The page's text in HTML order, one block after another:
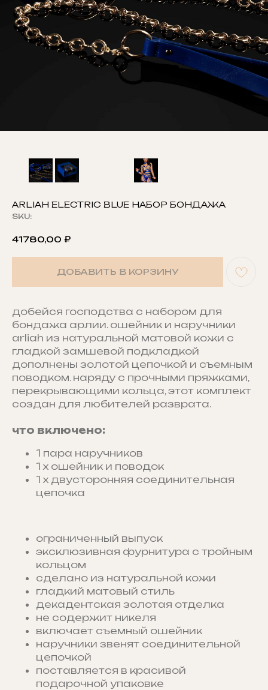
ARLIAH ELECTRIC BLUE НАБОР БОНДАЖА
SKU:
41780,00 ₽
ДОБАВИТЬ В КОРЗИНУ
добейся господства с набором для
бондажа арлии. ошейник и наручники
arliah из натуральной матовой кожи с
гладкой замшевой подкладкой
дополнены золотой цепочкой и съемным
поводком. наряду с прочными пряжками,
перекрывающими кольца, этот комплект
создан для любителей разврата.
что включено:
1 пара наручников
1 х ошейник и поводок
1 х двусторонняя соединительная
цепочка
ограниченный выпуск
эксклюзивная фурнитура с тройным
кольцом
сделано из натуральной кожи
гладкий матовый стиль
декадентская золотая отделка
не содержит никеля
включает съемный ошейник
наручники звенят соединительной
цепочкой
поставляется в красивой
подарочной упаковке